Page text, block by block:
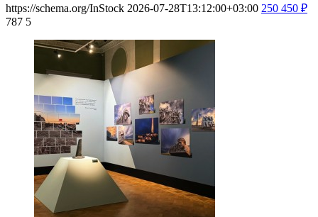
https://schema.org/InStock 2026-07-28T13:12:00+03:00 250 450 ₽
787 5